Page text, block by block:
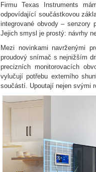
Firmu Texas Instruments
odpovídající součástkovou
integrované obvody – senzory
Jejich smysl je prostý: návrhy
Mezi novinkami navrženými
proudový snímač s nejnižším
precizních monitorovacích
vylučují potřebu externího
součástí. Upoutají nejen svými